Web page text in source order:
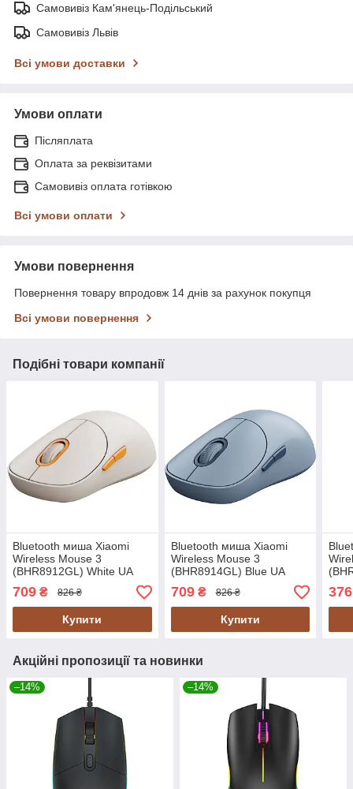
Самовивіз Кам'янець-Подільський
Самовивіз Львів
Всі умови доставки
Умови оплати
Післяплата
Оплата за реквізитами
Самовивіз оплата готівкою
Всі умови оплати
Умови повернення
Повернення товару впродовж 14 днів за рахунок покупця
Всі умови повернення
Подібні товари компанії
Bluetooth миша Xiaomi
Wireless Mouse 3
(BHR8912GL) White UA
709 ₴ 826 ₴
Купити
Bluetooth миша Xiaomi
Wireless Mouse 3
(BHR8914GL) Blue UA
709₴ 826 ₴
Купити
376
Акційні пропозиції та новинки
–14% –14%